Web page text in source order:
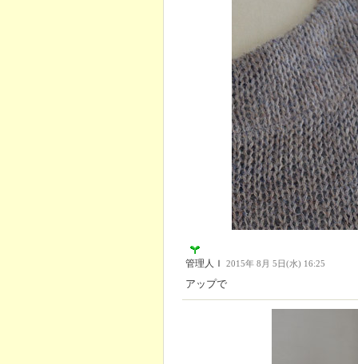
管理人Ｉ 2015年 8月 5日(水) 16:25
アップで